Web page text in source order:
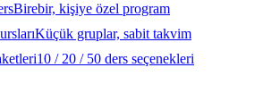
Birebir, kişiye özel program
Küçük gruplar, sabit takvim
10 / 20 / 50 ders seçenekleri